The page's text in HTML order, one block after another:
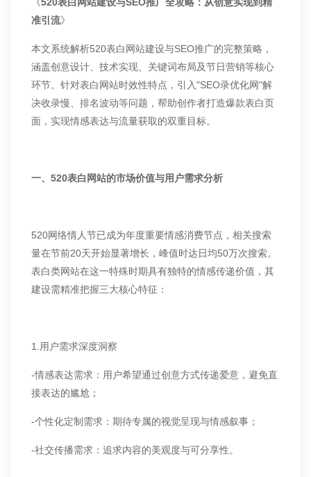
准引流》
本文系统解析520表白网站建设与SEO推广的完整策略，
涵盖创意设计、技术实现、关键词布局及节日营销等核心
环节。针对表白网站时效性特点，引入"SEO录优化网"解
决收录慢、排名波动等问题，帮助创作者打造爆款表白页
面，实现情感表达与流量获取的双重目标。
一、520表白网站的市场价值与用户需求分析
520网络情人节已成为年度重要情感消费节点，相关搜索
量在节前20天开始显著增长，峰值时达日均50万次搜索。
表白类网站在这一特殊时期具有独特的情感传递价值，其
建设需精准把握三大核心特征：
1.用户需求深度洞察
-情感表达需求：用户希望通过创意方式传递爱意，避免直
接表达的尴尬；
-个性化定制需求：期待专属的视觉呈现与情感叙事；
-社交传播需求：追求内容的美观度与可分享性。